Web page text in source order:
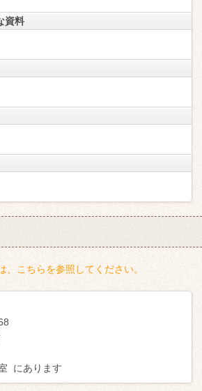
資料
、こちらを参照してください。
にあります